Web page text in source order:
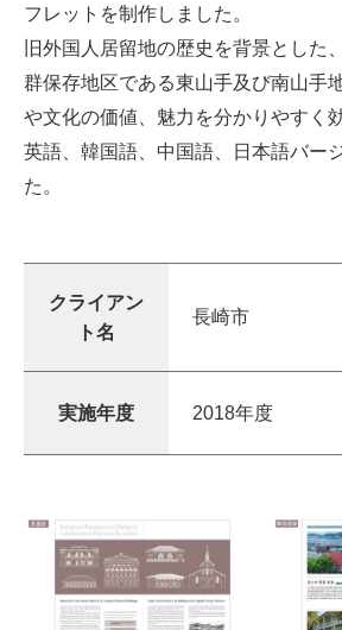
フレットを制作しました。
旧外国人居留地の歴史を背景とした
群保存地区である東山手及び南山手
や文化の価値、魅力を分かりやすく
英語、韓国語、中国語、日本語バー
た。
クライアン
ト名
長崎市
実施年度 2018年度